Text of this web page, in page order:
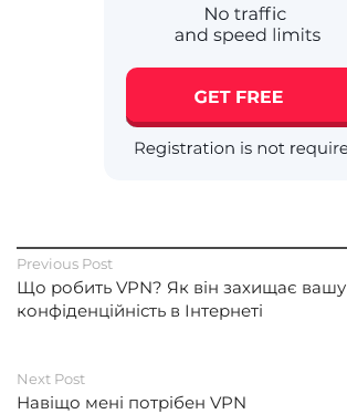
Previous Post
Що робить VPN? Як він захищає вашу
конфіденційність в Інтернеті
Next Post
Навіщо мені потрібен VPN